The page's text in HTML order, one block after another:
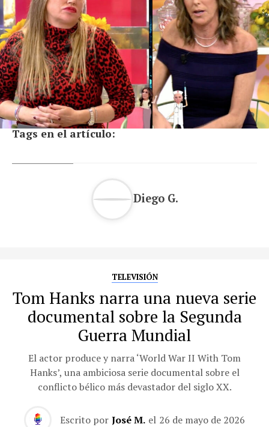
Tags en el artículo:
Diego G.
TELEVISIÓN
Tom Hanks narra una nueva serie
documental sobre la Segunda
Guerra Mundial
El actor produce y narra ‘World War II With Tom
Hanks’, una ambiciosa serie documental sobre el
conflicto bélico más devastador del siglo XX.
Escrito por José M. el 26 de mayo de 2026